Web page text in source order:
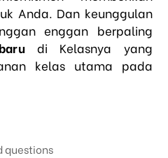
Anda. Dan keunggulan
enggan berpaling
di Kelasnya yang
kelas utama pada
questions